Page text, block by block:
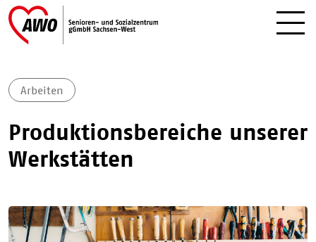
Arbeiten
Produktionsbereiche unserer
Werkstätten